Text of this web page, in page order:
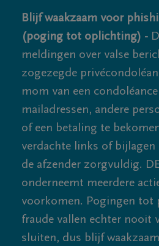
Blijf waakzaam voor
(poging tot oplichting) -
meldingen over valse
zogezegde
mom van een
mailadressen, andere
of een betaling te
verdachte links of bijlagen
de afzender zorgvuldig.
onderneemt meerdere
voorkomen. Pogingen tot
fraude vallen echter nooit
sluiten, dus blijf